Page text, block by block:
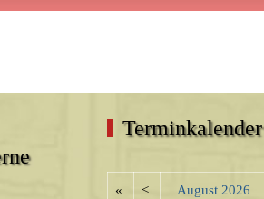
Terminkalender
« < August 2026